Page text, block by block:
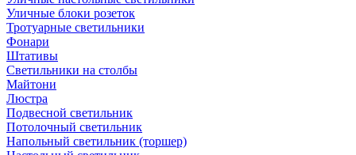
Уличные блоки розеток
Тротуарные светильники
Фонари
Штативы
Светильники на столбы
Майтони
Люстра
Подвесной светильник
Потолочный светильник
Напольный светильник (торшер)